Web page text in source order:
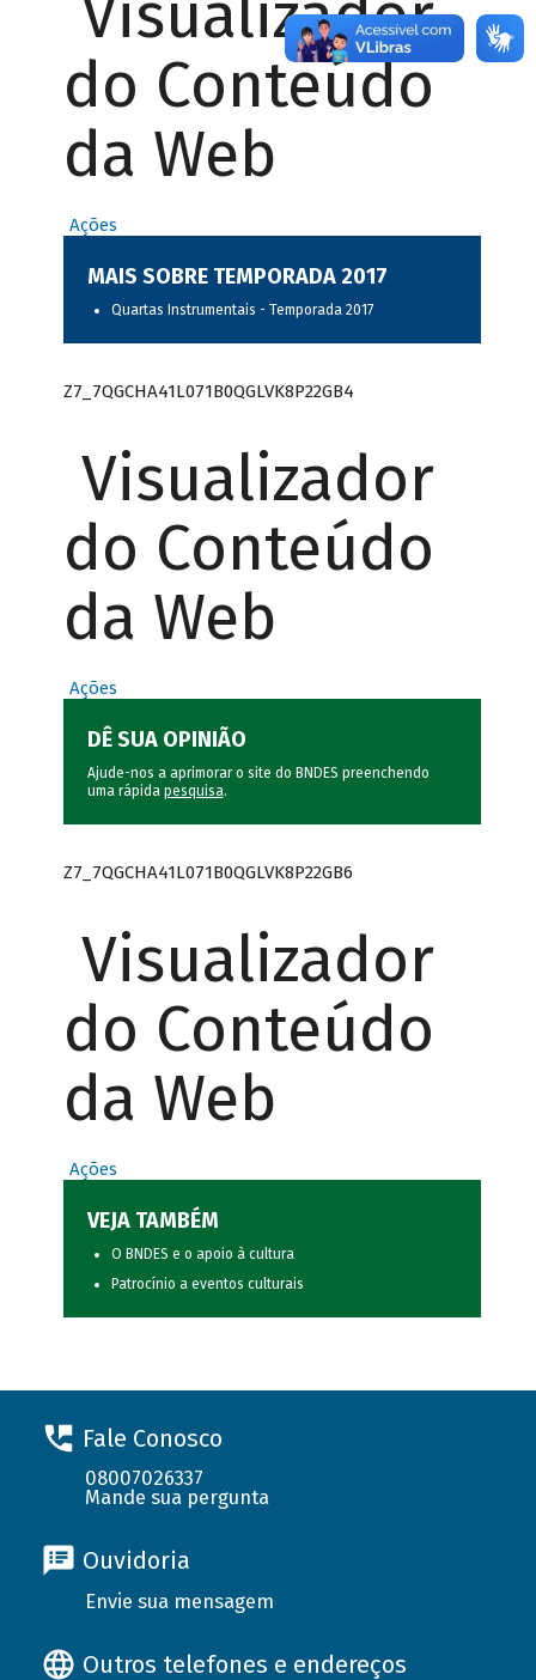
Visualizador
do Conteúdo
da Web
Ações
MAIS SOBRE TEMPORADA 2017
Quartas Instrumentais - Temporada 2017
Z7_7QGCHA41L071B0QGLVK8P22GB4
Visualizador
do Conteúdo
da Web
Ações
DÊ SUA OPINIÃO
Ajude-nos a aprimorar o site do BNDES preenchendo
uma rápida pesquisa.
Z7_7QGCHA41L071B0QGLVK8P22GB6
Visualizador
do Conteúdo
da Web
Ações
VEJA TAMBÉM
O BNDES e o apoio à cultura
Patrocínio a eventos culturais
Fale Conosco
08007026337
Mande sua pergunta
Ouvidoria
Envie sua mensagem
Outros telefones e endereços